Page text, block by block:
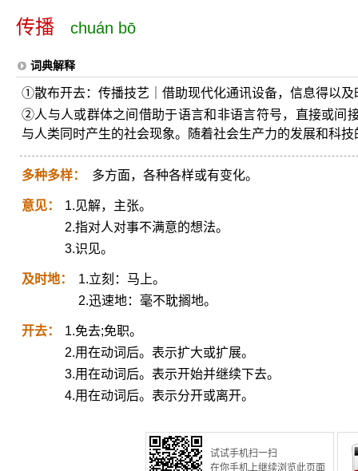
传播 chuán bō
词典解释
①散布开去：传播技艺｜借助现代化通讯设备，信息得以及
②人与人或群体之间借助于语言和非语言符号，直接或间
与人类同时产生的社会现象。随着社会生产力的发展和科
多种多样： 多方面，各种各样或有变化。
意见：
1.见解，主张。
2.指对人对事不满意的想法。
3.识见。
及时地：
1.立刻：马上。
2.迅速地：毫不耽搁地。
开去：
1.免去;免职。
2.用在动词后。表示扩大或扩展。
3.用在动词后。表示开始并继续下去。
4.用在动词后。表示分开或离开。
试试手机扫一扫
在你手机上继续浏览此页面